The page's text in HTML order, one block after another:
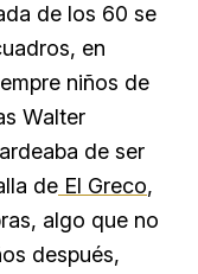
de los 60 se
en
niños de
Walter
de ser
de El Greco,
algo que no
después,